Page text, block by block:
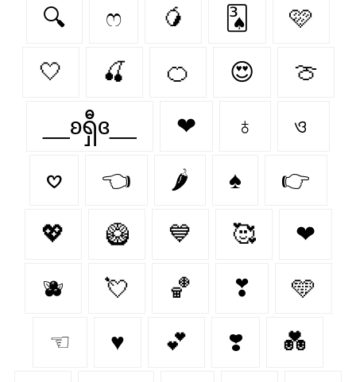
🔍 ෆ 🥭 🂣 🩷
🤍 🍒 🍊 😍 🍈
__ʚရှီɞ__ ❤ ♁ ও
𖹭 👈 🌶️ ♠ 👉
💖 🥝 💙 🥰 ❤︎‬
🫐 💘 🏀 ❣ 🩵
☜ ♥ 💕 ❣️ 💑